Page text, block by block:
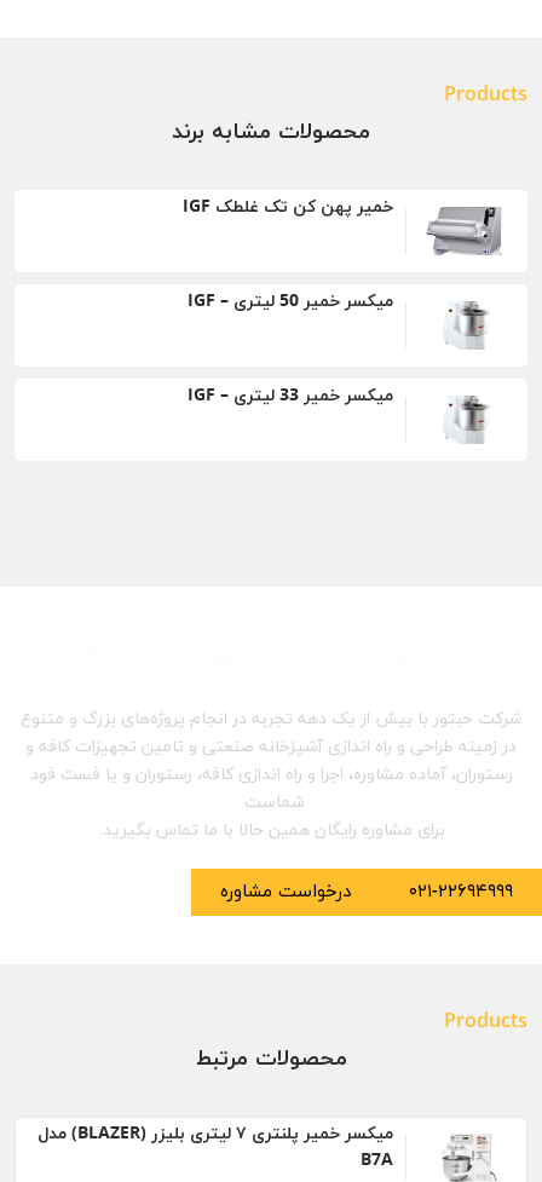
Products
محصولات مشابه برند
خمیر پهن کن تک غلطک IGF
میکسر خمیر 50 لیتری – IGF
میکسر خمیر 33 لیتری – IGF
شرکت حبتور با بیش از یک دهه تجربه در انجام پروژه‌های بزرگ و متنوع
در زمینه طراحی و راه اندازی آشپزخانه صنعتی و تامین تجهیزات کافه و
رستوران، آماده مشاوره، اجرا و راه اندازی کافه، رستوران و یا فست فود
شماست.
برای مشاوره رایگان همین حالا با ما تماس بگیرید.
۰۲۱-۲۲۶۹۴۹۹۹ درخواست مشاوره
Products
محصولات مرتبط
میکسر خمیر پلنتری ۷ لیتری بلیزر (BLAZER) مدل
B7A